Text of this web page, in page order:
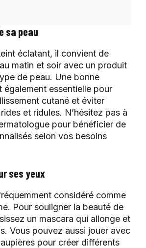
sa peau
éclatant, il convient de
matin et soir avec un produit
de peau. Une bonne
également essentielle pour
cutané et éviter
et ridules. N’hésitez pas à
pour bénéficier de
selon vos besoins
ses yeux
considéré comme
Pour souligner la beauté de
un mascara qui allonge et
Vous pouvez aussi jouer avec
pour créer différents